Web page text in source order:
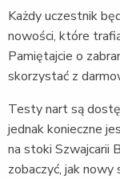
Każdy uczestnik
nowości, które
Pamiętajcie o
skorzystać z
Testy nart są
jednak konieczne
na stoki Szwajcarii
zobaczyć, jak